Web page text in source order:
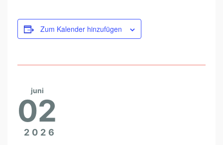
Zum Kalender hinzufügen
juni
02
2026